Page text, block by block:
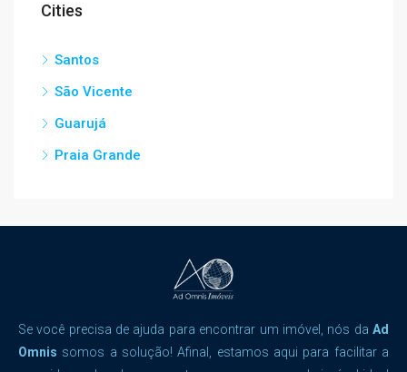
Cities
Santos
São Vicente
Guarujá
Praia Grande
Se você precisa de ajuda para encontrar um imóvel, nós da Ad
Omnis somos a solução! Afinal, estamos aqui para facilitar a